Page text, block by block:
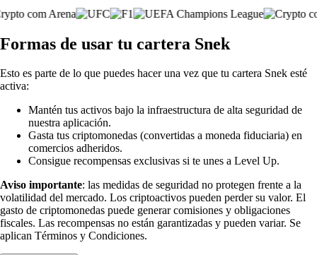
Formas de usar tu cartera Snek
Esto es parte de lo que puedes hacer una vez que tu cartera Snek esté
activa:
Mantén tus activos bajo la infraestructura de alta seguridad de
nuestra aplicación.
Gasta tus criptomonedas (convertidas a moneda fiduciaria) en
comercios adheridos.
Consigue recompensas exclusivas si te unes a Level Up.
Aviso importante: las medidas de seguridad no protegen frente a la
volatilidad del mercado. Los criptoactivos pueden perder su valor. El
gasto de criptomonedas puede generar comisiones y obligaciones
fiscales. Las recompensas no están garantizadas y pueden variar. Se
aplican Términos y Condiciones.